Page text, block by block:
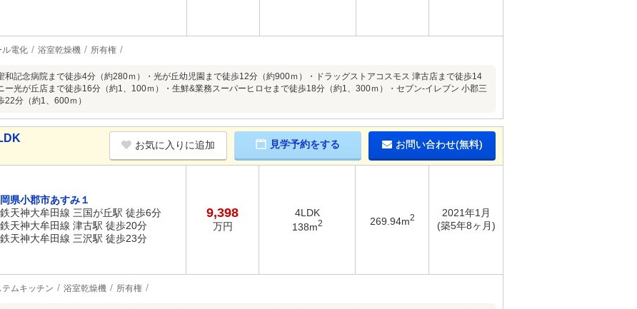
ル電化 浴室乾燥機 所有権
和記念病院まで徒歩4分（約280ｍ）・光が丘幼児園まで徒歩12分（約900ｍ）・ドラッグストアコスモス 津古店まで徒歩14
ー光が丘店まで徒歩16分（約1、100ｍ）・生鮮&業務スーパーヒロセまで徒歩18分（約1、300ｍ）・セブン-イレブン 小郡三
22分（約1、600ｍ）
お気に入りに追加 見学予約をする お問い合わせ(無料)
県小郡市あすみ１
天神大牟田線 三国が丘駅 徒歩6分
天神大牟田線 津古駅 徒歩20分
天神大牟田線 三沢駅 徒歩23分
9,398
万円
4LDK
138m2 269.94m2
2021年1月
(築5年8ヶ月)
テムキッチン 浴室乾燥機 所有権